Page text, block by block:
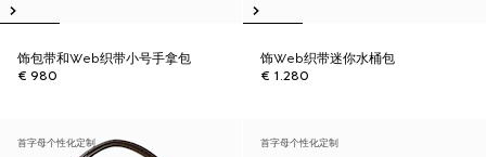
饰包带和Web织带小号手拿包
€ 980
饰Web织带迷你水桶包
€ 1.280
首字母个性化定制 首字母个性化定制